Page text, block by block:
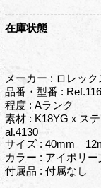
在庫状態
メーカー : ロレッ
品番・型番 :
程度 : Aランク
素材 : K18YGｘス
al.4130
サイズ : 40mm
カラー : アイボリー
付属品 : 付属なし